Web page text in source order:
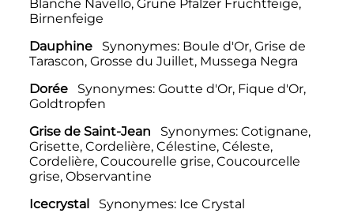
Blanche Navello, Grüne Pfälzer Fruchtfeige,
Birnenfeige
DauphineSynonymes: Boule d'Or, Grise de
Tarascon, Grosse du Juillet, Mussega Negra
DoréeSynonymes: Goutte d'Or, Fique d'Or,
Goldtropfen
Grise de Saint-Jean Synonymes: Cotignane,
Grisette, Cordelière, Célestine, Céleste,
Cordelière, Coucourelle grise, Coucourcelle
grise, Observantine
IcecrystalSynonymes: Ice Crystal